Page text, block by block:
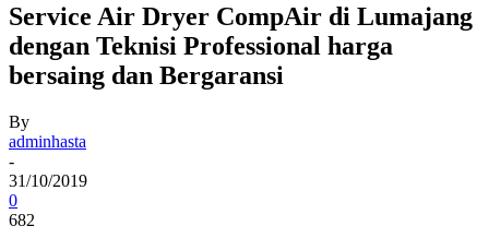
Service Air Dryer CompAir di Lumajang
dengan Teknisi Professional harga
bersaing dan Bergaransi
By
adminhasta
-
31/10/2019
0
682